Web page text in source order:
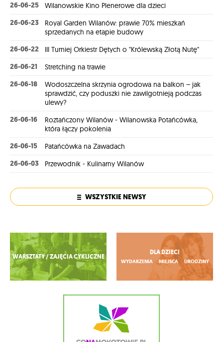
26-06-25 Wilanowskie Kino Plenerowe dla dzieci
26-06-23
Royal Garden Wilanów: prawie 70% mieszkań
sprzedanych na etapie budowy
26-06-22 III Turniej Orkiestr Dętych o "Królewską Złotą Nutę"
26-06-21 Stretching na trawie
26-06-18
Wodoszczelna skrzynia ogrodowa na balkon – jak
sprawdzić, czy poduszki nie zawilgotnieją podczas
ulewy?
26-06-16
Roztańczony Wilanów - Wilanowska Potańcówka,
która łączy pokolenia
26-06-15 Patańcówka na Zawadach
26-06-03 Przewodnik - Kulinarny Wilanów
WSZYSTKIE NEWSY
Zobacz więcej
WARSZTATY / ZAJĘCIA CYKLICZNE
DLA DZIECI
WYDARZENIA MIEJSCA URODZINY